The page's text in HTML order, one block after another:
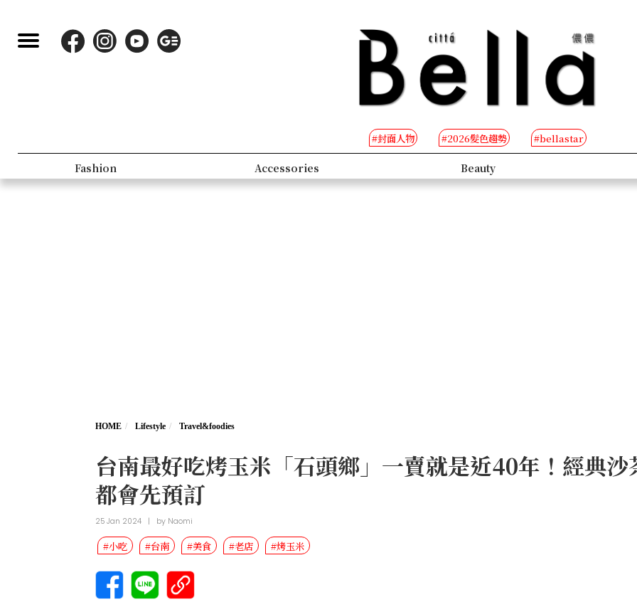
#封面人物 #2026髮色趨勢 #bellastar
Fashion Accessories Beauty
HOME Lifestyle Travel&foodies
台南最好吃烤玉米「石頭鄉」一賣就是近40年！經典
都會先預訂
25 Jan 2024 | by Naomi
#小吃 #台南 #美食 #老店 #烤玉米